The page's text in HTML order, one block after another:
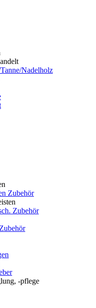
Nadelholz
Zubehör
Zubehör
-pflege